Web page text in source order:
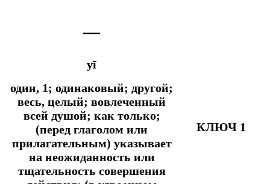
一
yī
один, 1; одинаковый; другой;
весь, целый; вовлеченный
всей душой; как только;
(перед глаголом или
прилагательным) указывает
на неожиданность или
тщательность совершения
КЛЮЧ 1